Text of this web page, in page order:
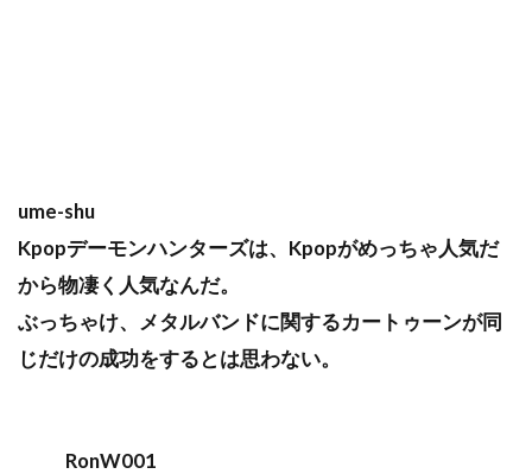
ume-shu
Kpopデーモンハンターズは、Kpopがめっちゃ人気だ
から物凄く人気なんだ。
ぶっちゃけ、メタルバンドに関するカートゥーンが同
じだけの成功をするとは思わない。
RonW001